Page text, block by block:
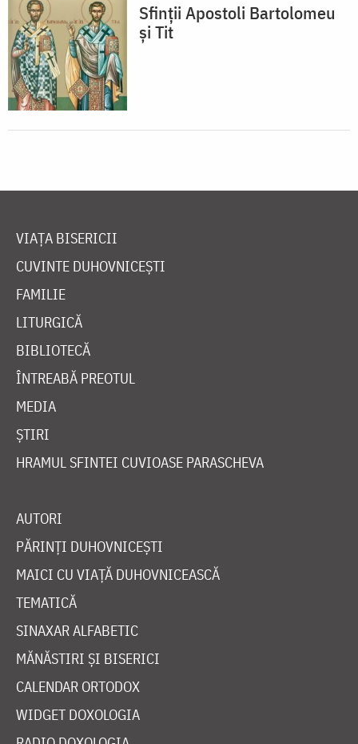
Sfinții Apostoli Bartolomeu
și Tit
VIAȚA BISERICII
CUVINTE DUHOVNICEȘTI
FAMILIE
LITURGICĂ
BIBLIOTECĂ
ÎNTREABĂ PREOTUL
MEDIA
ȘTIRI
HRAMUL SFINTEI CUVIOASE PARASCHEVA
AUTORI
PĂRINȚI DUHOVNICEȘTI
MAICI CU VIAȚĂ DUHOVNICEASCĂ
TEMATICĂ
SINAXAR ALFABETIC
MĂNĂSTIRI ȘI BISERICI
CALENDAR ORTODOX
WIDGET DOXOLOGIA